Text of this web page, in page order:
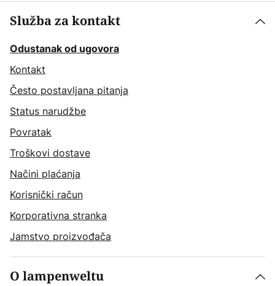
Služba za kontakt
Odustanak od ugovora
Kontakt
Često postavljana pitanja
Status narudžbe
Povratak
Troškovi dostave
Načini plaćanja
Korisnički račun
Korporativna stranka
Jamstvo proizvođača
O lampenweltu